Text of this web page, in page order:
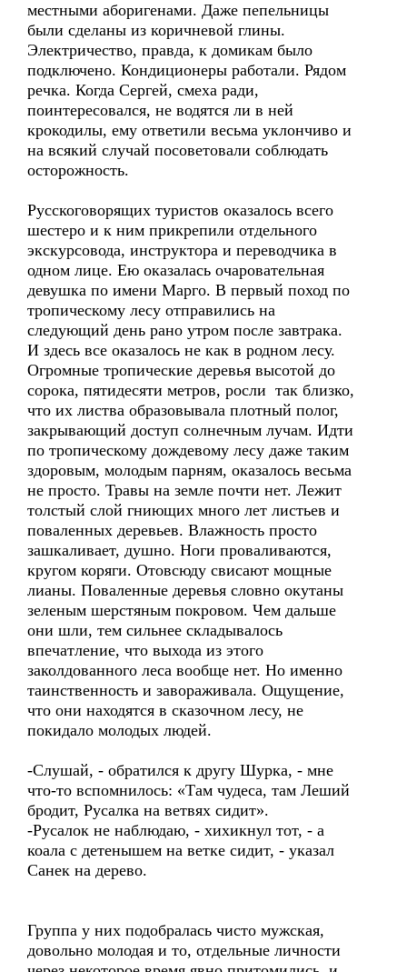
местными аборигенами. Даже пепельницы
были сделаны из коричневой глины.
Электричество, правда, к домикам было
подключено. Кондиционеры работали. Рядом
речка. Когда Сергей, смеха ради,
поинтересовался, не водятся ли в ней
крокодилы, ему ответили весьма уклончиво и
на всякий случай посоветовали соблюдать
осторожность.
Русскоговорящих туристов оказалось всего
шестеро и к ним прикрепили отдельного
экскурсовода, инструктора и переводчика в
одном лице. Ею оказалась очаровательная
девушка по имени Марго. В первый поход по
тропическому лесу отправились на
следующий день рано утром после завтрака.
И здесь все оказалось не как в родном лесу.
Огромные тропические деревья высотой до
сорока, пятидесяти метров, росли так близко,
что их листва образовывала плотный полог,
закрывающий доступ солнечным лучам. Идти
по тропическому дождевому лесу даже таким
здоровым, молодым парням, оказалось весьма
не просто. Травы на земле почти нет. Лежит
толстый слой гниющих много лет листьев и
поваленных деревьев. Влажность просто
зашкаливает, душно. Ноги проваливаются,
кругом коряги. Отовсюду свисают мощные
лианы. Поваленные деревья словно окутаны
зеленым шерстяным покровом. Чем дальше
они шли, тем сильнее складывалось
впечатление, что выхода из этого
заколдованного леса вообще нет. Но именно
таинственность и завораживала. Ощущение,
что они находятся в сказочном лесу, не
покидало молодых людей.
-Слушай, - обратился к другу Шурка, - мне
что-то вспомнилось: «Там чудеса, там Леший
бродит, Русалка на ветвях сидит».
-Русалок не наблюдаю, - хихикнул тот, - а
коала с детенышем на ветке сидит, - указал
Санек на дерево.
Группа у них подобралась чисто мужская,
довольно молодая и то, отдельные личности